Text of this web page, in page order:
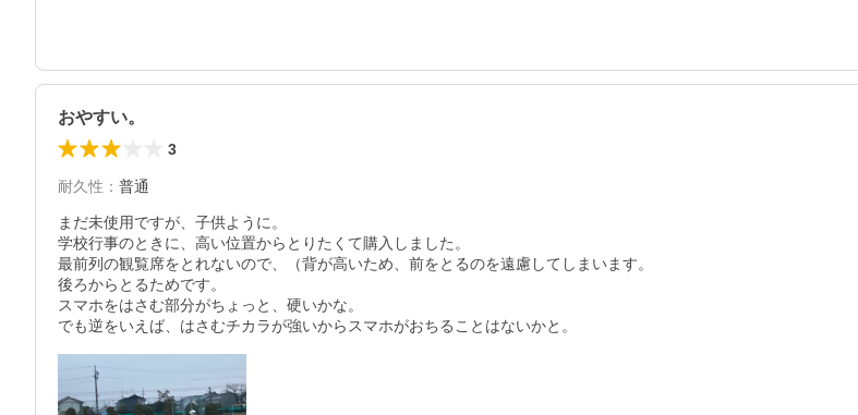
おやすい。
3
耐久性 ： 普通
まだ未使用ですが、子供ように。
学校行事のときに、高い位置からとりたくて購入しました。
最前列の観覧席をとれないので、（背が高いため、前をとるのを遠慮してしまいます。
後ろからとるためです。
スマホをはさむ部分がちょっと、硬いかな。